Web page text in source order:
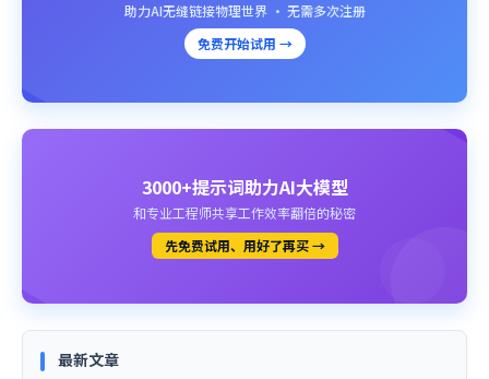
助力AI无缝链接物理世界 · 无需多次注册
免费开始试用 →
3000+提示词助力AI大模型
和专业工程师共享工作效率翻倍的秘密
先免费试用、用好了再买 →
最新文章